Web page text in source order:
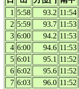
1 5:58 93.2 11:54
2 5:59 93.7 11:53
3 6:00 94.2 11:53
4 6:00 94.6 11:53
5 6:01 95.1 11:52
6 6:02 95.6 11:52
7 6:03 96.0 11:52